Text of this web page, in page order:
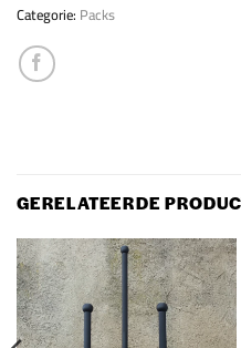
Categorie: Packs
GERELATEERDE